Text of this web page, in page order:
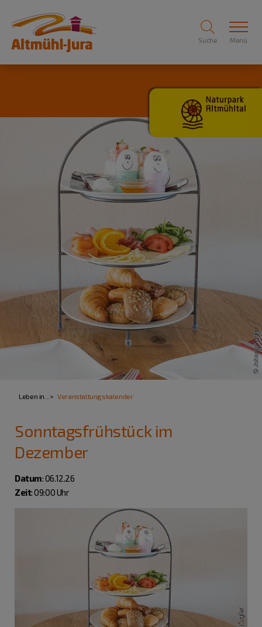
Suche Menü
Leben in... Veranstaltungskalender
Sonntagsfrühstück im
Dezember
Datum: 06.12.26
Zeit: 09:00 Uhr